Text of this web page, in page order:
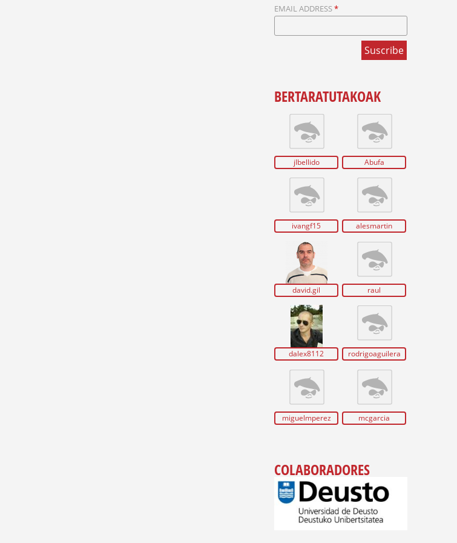
I
O
A
EMAIL ADDRESS*
BERTARATUTAKOAK
jlbellido Abufa
ivangf15 alesmartin
david.gil raul
dalex8112 rodrigoaguilera
miguelmperez mcgarcia
COLABORADORES